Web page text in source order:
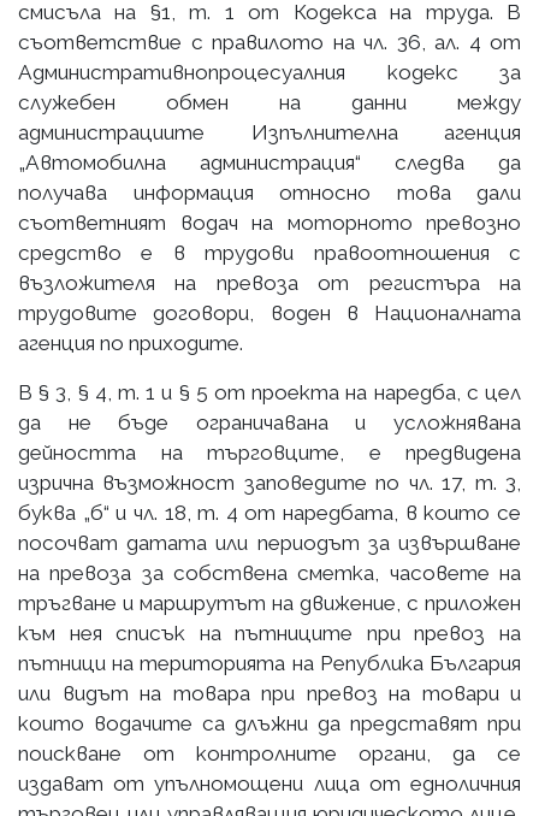
смисъла на §1, т. 1 от Кодекса на труда. В
съответствие с правилото на чл. 36, ал. 4 от
Административнопроцесуалния кодекс за
служебен обмен на данни между
администрациите Изпълнителна агенция
„Автомобилна администрация“ следва да
получава информация относно това дали
съответният водач на моторното превозно
средство е в трудови правоотношения с
възложителя на превоза от регистъра на
трудовите договори, воден в Националната
агенция по приходите.
В § 3, § 4, т. 1 и § 5 от проекта на наредба, с цел
да не бъде ограничавана и усложнявана
дейността на търговците, е предвидена
изрична възможност заповедите по чл. 17, т. 3,
буква „б“ и чл. 18, т. 4 от наредбата, в които се
посочват датата или периодът за извършване
на превоза за собствена сметка, часовете на
тръгване и маршрутът на движение, с приложен
към нея списък на пътниците при превоз на
пътници на територията на Република България
или видът на товара при превоз на товари и
които водачите са длъжни да представят при
поискване от контролните органи, да се
издават от упълномощени лица от едноличния